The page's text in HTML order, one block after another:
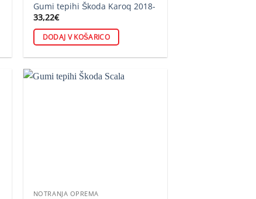
Gumi tepihi Škoda Karoq 2018-
33,22€
DODAJ V KOŠARICO
NOTRANJA OPREMA